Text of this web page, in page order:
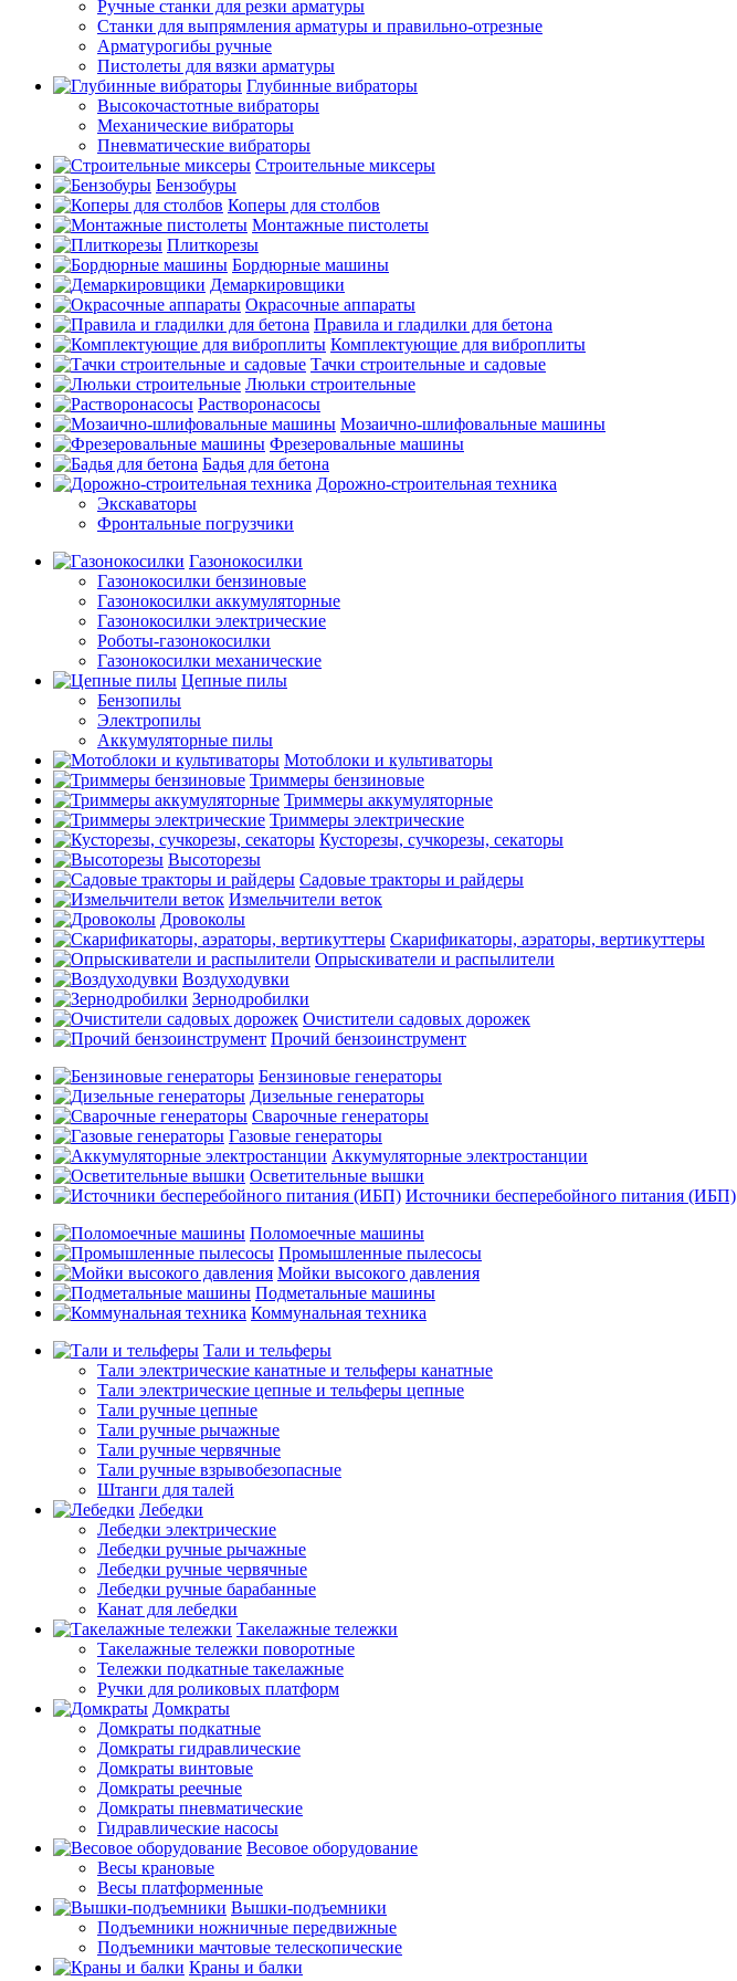
Ручные станки для резки арматуры
Станки для выпрямления арматуры и правильно-отрезные
Арматурогибы ручные
Пистолеты для вязки арматуры
Глубинные вибраторы
Высокочастотные вибраторы
Механические вибраторы
Пневматические вибраторы
Строительные миксеры
Бензобуры
Коперы для столбов
Монтажные пистолеты
Плиткорезы
Бордюрные машины
Демаркировщики
Окрасочные аппараты
Правила и гладилки для бетона
Комплектующие для виброплиты
Тачки строительные и садовые
Люльки строительные
Растворонасосы
Мозаично-шлифовальные машины
Фрезеровальные машины
Бадья для бетона
Дорожно-строительная техника
Экскаваторы
Фронтальные погрузчики
Газонокосилки
Газонокосилки бензиновые
Газонокосилки аккумуляторные
Газонокосилки электрические
Роботы-газонокосилки
Газонокосилки механические
Цепные пилы
Бензопилы
Электропилы
Аккумуляторные пилы
Мотоблоки и культиваторы
Триммеры бензиновые
Триммеры аккумуляторные
Триммеры электрические
Кусторезы, сучкорезы, секаторы
Высоторезы
Садовые тракторы и райдеры
Измельчители веток
Дровоколы
Скарификаторы, аэраторы, вертикуттеры
Опрыскиватели и распылители
Воздуходувки
Зернодробилки
Очистители садовых дорожек
Прочий бензоинструмент
Бензиновые генераторы
Дизельные генераторы
Сварочные генераторы
Газовые генераторы
Аккумуляторные электростанции
Осветительные вышки
Источники бесперебойного питания (ИБП)
Поломоечные машины
Промышленные пылесосы
Мойки высокого давления
Подметальные машины
Коммунальная техника
Тали и тельферы
Тали электрические канатные и тельферы канатные
Тали электрические цепные и тельферы цепные
Тали ручные цепные
Тали ручные рычажные
Тали ручные червячные
Тали ручные взрывобезопасные
Штанги для талей
Лебедки
Лебедки электрические
Лебедки ручные рычажные
Лебедки ручные червячные
Лебедки ручные барабанные
Канат для лебедки
Такелажные тележки
Такелажные тележки поворотные
Тележки подкатные такелажные
Ручки для роликовых платформ
Домкраты
Домкраты подкатные
Домкраты гидравлические
Домкраты винтовые
Домкраты реечные
Домкраты пневматические
Гидравлические насосы
Весовое оборудование
Весы крановые
Весы платформенные
Вышки-подъемники
Подъемники ножничные передвижные
Подъемники мачтовые телескопические
Краны и балки